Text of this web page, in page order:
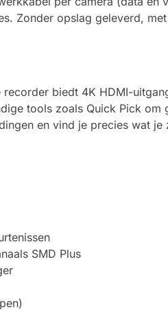
Zonder opslag geleverd,
recorder biedt 4K HDMI-
tools zoals Quick Pick om
en vind je precies wat je
SMD Plus